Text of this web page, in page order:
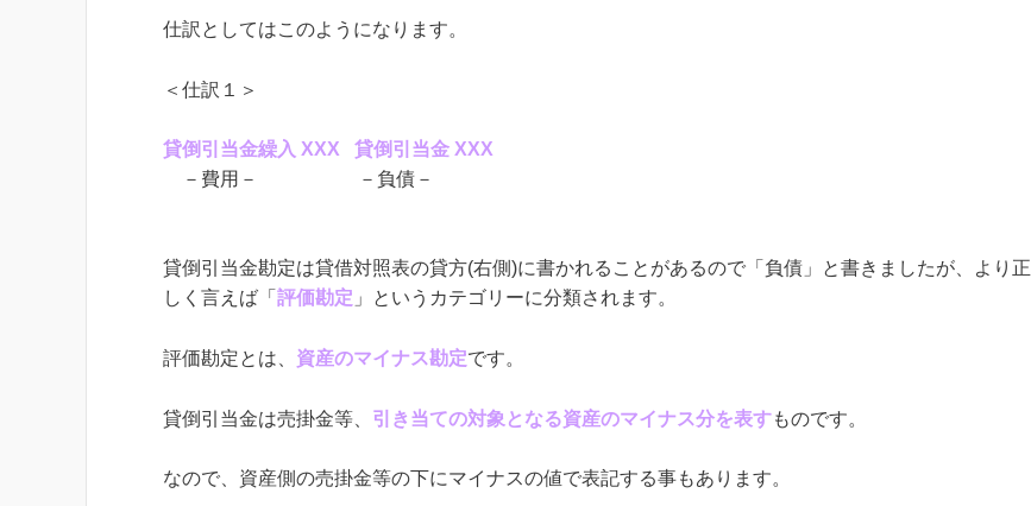
仕訳としてはこのようになります。
＜仕訳１＞
貸倒引当金繰入 XXX 貸倒引当金 XXX
－費用－ －負債－
貸倒引当金勘定は貸借対照表の貸方(右側)に書かれることがあるので「負債」と書きましたが、より正
しく言えば「 評価勘定 」というカテゴリーに分類されます。
評価勘定とは、 資産のマイナス勘定です。
貸倒引当金は売掛金等、 引き当ての対象となる資産のマイナス分を表すものです。
なので、資産側の売掛金等の下にマイナスの値で表記する事もあります。